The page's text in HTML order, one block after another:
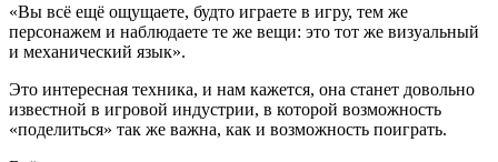
«Вы всё ещё ощущаете, будто играете в игру, тем же
персонажем и наблюдаете те же вещи: это тот же визуальный
и механический язык».
Это интересная техника, и нам кажется, она станет довольно
известной в игровой индустрии, в которой возможность
«поделиться» так же важна, как и возможность поиграть.